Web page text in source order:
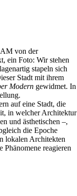
AM von der
ein Foto: Wir stehen
stapeln sich
Stadt mit ihrem
Modern gewidmet. In
auf eine Stadt, die
in welcher Architektur
und ästhetischen –,
die Epoche
lokalen Architekten
Phänomene reagieren